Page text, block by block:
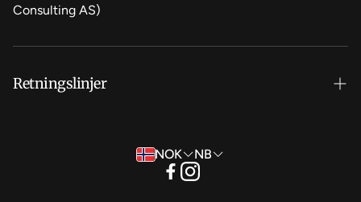
Consulting AS)
Retningslinjer
Retningslinjer for angrerettNOK NB